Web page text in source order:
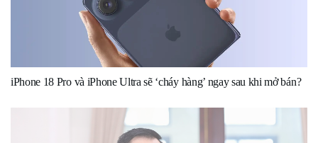
iPhone 18 Pro và iPhone Ultra sẽ ‘cháy hàng’ ngay sau khi mở bán?